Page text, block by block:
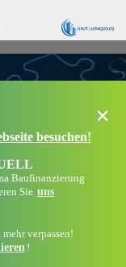
×
besuchen!
Baufinanzierung
Sie uns
verpassen!
!